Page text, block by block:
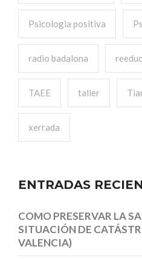
Psicologia positiva
radio badalona
TAEE taller
xerrada
ENTRADAS
COMO PRESERVAR LA
SITUACIÓN DE
VALENCIA)